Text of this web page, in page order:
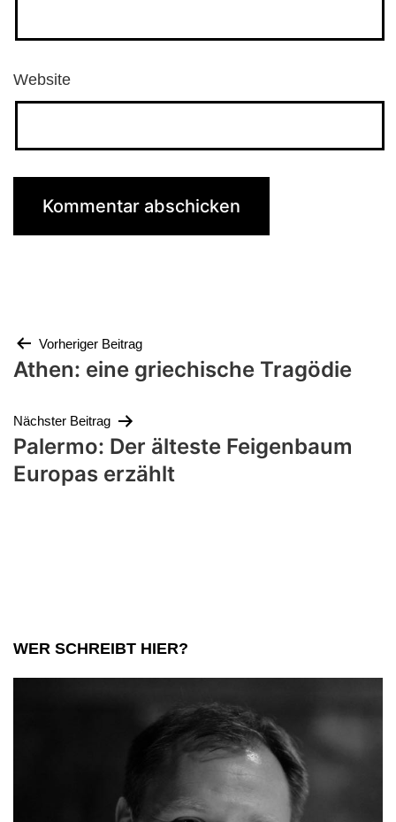
Website
Beitragsnavigation
Vorheriger Beitrag
Athen: eine griechische Tragödie
Nächster Beitrag
Palermo: Der älteste Feigenbaum
Europas erzählt
WER SCHREIBT HIER?